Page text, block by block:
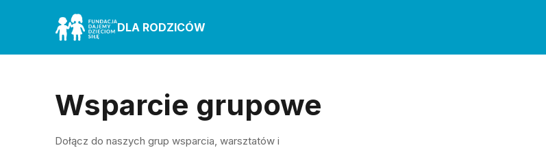
DLA RODZICÓW
Wsparcie grupowe
Dołącz do naszych grup wsparcia, warsztatów i